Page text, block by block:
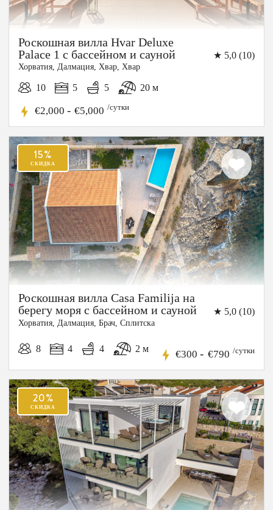
20%
СКИДКА
Роскошная вилла Hvar Deluxe
Palace 1 с бассейном и сауной
★ 5,0 (10)
Хорватия, Далмация, Хвар, Хвар
10 5 5 20 м
€2,000 - €5,000 /сутки
Роскошная вилла Casa Familija на
берегу моря с бассейном и сауной
★ 5,0 (10)
Хорватия, Далмация, Брач, Сплитска
8 4 4 2 м €300- €790 /сутки